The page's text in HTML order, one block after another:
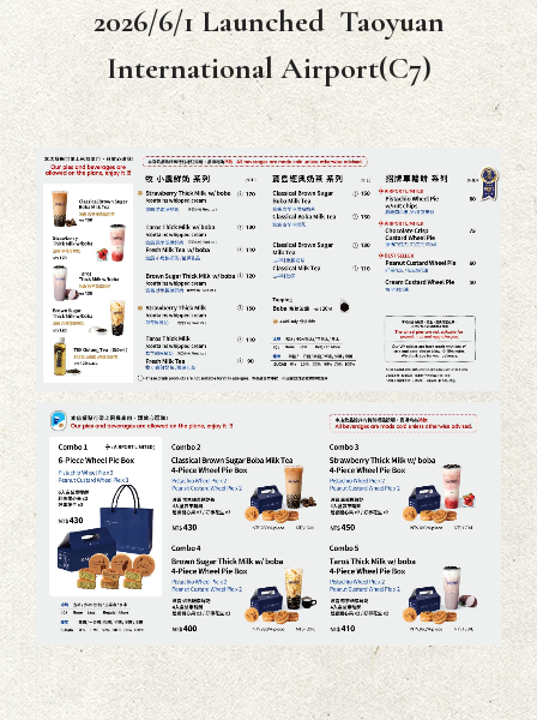
2026/6/1 Launched Taoyuan
International Airport(C7)